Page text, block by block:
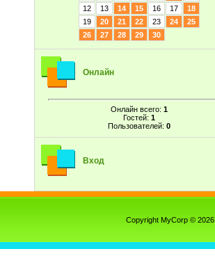
12
13 14 15 16 17
18
19
20 21 22 23 24
25
26
27 28 29 30
Онлайн
Онлайн всего: 1
Гостей: 1
Пользователей: 0
Вход
Copyright MyCorp © 2026